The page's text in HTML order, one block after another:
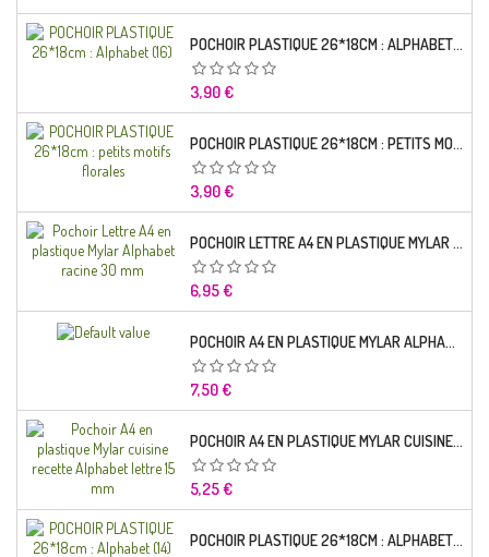
POCHOIR PLASTIQUE 26*18CM : ALPHABET (16)
Prix
3,90 €
POCHOIR PLASTIQUE 26*18CM : PETITS MOTIFS FLORALES
Prix
3,90 €
POCHOIR LETTRE A4 EN PLASTIQUE MYLAR ALPHABET RACINE 30 MM
Prix
6,95 €
POCHOIR A4 EN PLASTIQUE MYLAR ALPHABET LETTRE TYPO SEGOE 25 MM
Prix
7,50 €
POCHOIR A4 EN PLASTIQUE MYLAR CUISINE RECETTE ALPHABET LETTRE 15 MM
Prix
5,25 €
POCHOIR PLASTIQUE 26*18CM : ALPHABET (14)